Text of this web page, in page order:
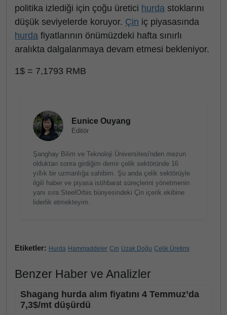
politika izlediği için çoğu üretici hurda stoklarını
düşük seviyelerde koruyor. Çin iç piyasasında
hurda fiyatlarının önümüzdeki hafta sınırlı
aralıkta dalgalanmaya devam etmesi bekleniyor.
1$ = 7,1793 RMB
Eunice Ouyang
Editör
Şanghay Bilim ve Teknoloji Üniversitesi'nden mezun
olduktan sonra girdiğim demir çelik sektöründe 16
yıllık bir uzmanlığa sahibim. Şu anda çelik sektörüyle
ilgili haber ve piyasa istihbarat süreçlerini yönetmenin
yanı sıra SteelOrbis bünyesindeki Çin içerik ekibine
liderlik etmekteyim.
Etiketler: Hurda Hammaddeler Çin Uzak Doğu Çelik Üretimi
Benzer Haber ve Analizler
Shagang hurda alım fiyatını 4 Temmuz’da
7,3$/mt düşürdü